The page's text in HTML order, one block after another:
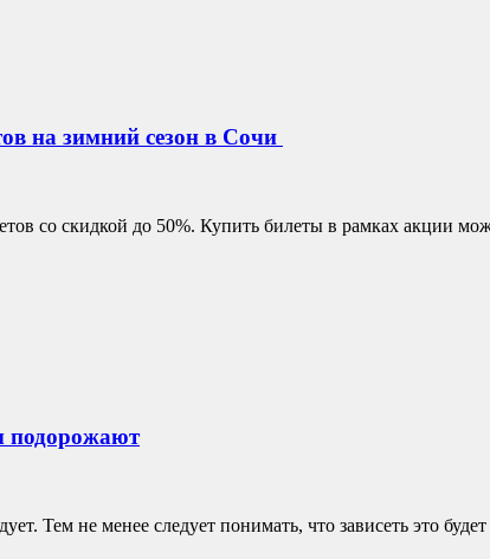
на зимний сезон в Сочи
со скидкой до 50%. Купить билеты в рамках акции
подорожают
Тем не менее следует понимать, что зависеть это